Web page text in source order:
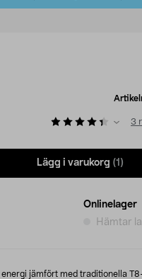
3
Lägg i varukorg (1)
Onlinelager
Hämtar
energi jämfört med traditionella